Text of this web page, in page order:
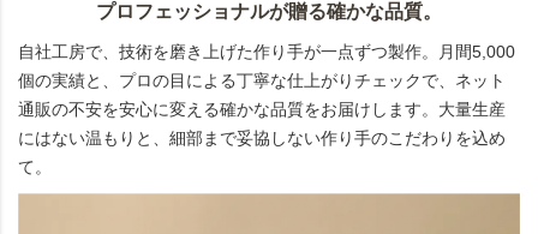
プロフェッショナルが贈る確かな品質。
自社工房で、技術を磨き上げた作り手が一点ずつ製作。月間5,000
個の実績と、プロの目による丁寧な仕上がりチェックで、ネット
通販の不安を安心に変える確かな品質をお届けします。大量生産
にはない温もりと、細部まで妥協しない作り手のこだわりを込め
て。